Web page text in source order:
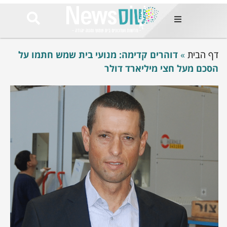
החמות
בימים
באזור
tortor
feugiat
ultricies
mi
דף הבית » דוהרים קדימה: מנועי בית שמש חתמו על
הסכם מעל חצי מיליארד דולר